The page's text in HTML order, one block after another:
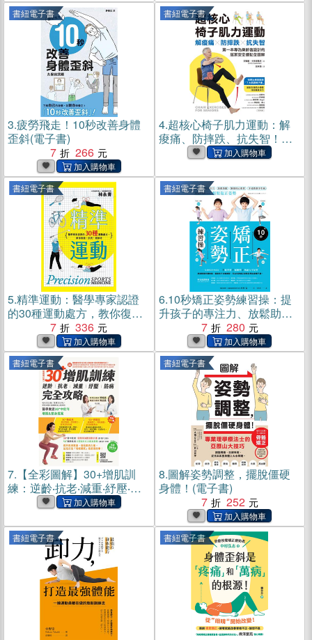
書)
書紐電子書
3.疲勞飛走！10秒改善身體
歪斜(電子書)
7
266
書紐電子書
4.超核心椅子肌力運動：解
痠痛、防摔跌、抗失智！第
一本專為樂齡者設計的居家
書紐電子書
5.精準運動：醫學專家認證
的30種運動處方，教你復
能、抗衰、健康老(電子書)
7 336
書紐電子書
6.10秒矯正姿勢練習操：提
升孩子的專注力、放鬆助
眠、增強核心肌群、不易跌
倒少生病，附影片QRcode輕
鬆端正姿勢。(電子書)
7 280
書紐電子書
7. 【全彩圖解】30+增肌訓
練：逆齡‧抗老‧減重‧紓壓‧防
病 完全攻略(電子書)
書紐電子書
8.圖解姿勢調整，擺脫僵硬
身體！(電子書)
7
252
書紐電子書 書紐電子書